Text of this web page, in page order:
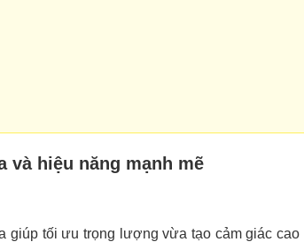
và hiệu năng mạnh mẽ
tối ưu trọng lượng vừa tạo cảm giác cao